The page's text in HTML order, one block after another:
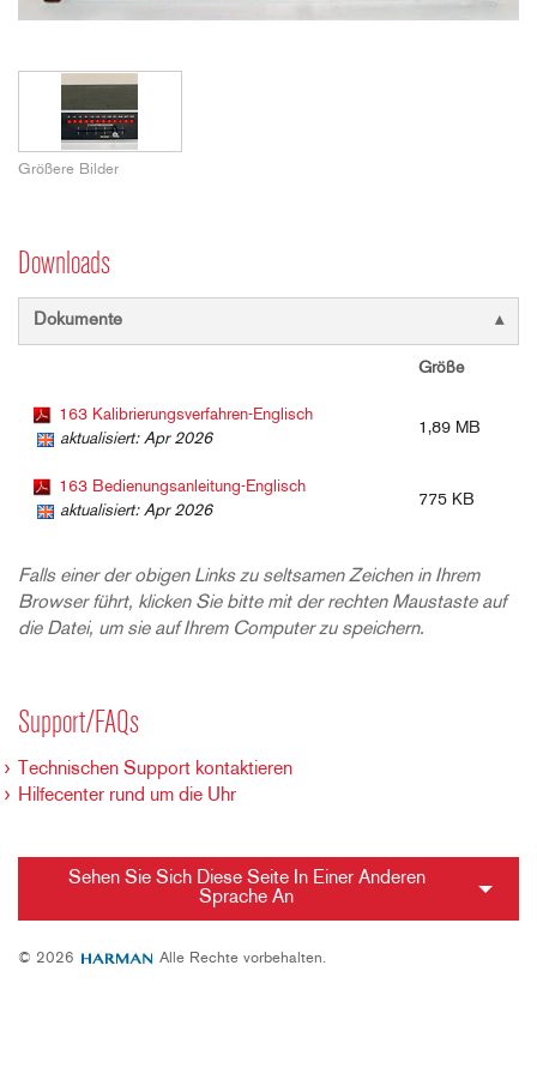
Größere Bilder
Downloads
Dokumente
Größe
163 Kalibrierungsverfahren-Englisch
aktualisiert: Apr 2026
1,89 MB
163 Bedienungsanleitung-Englisch
aktualisiert: Apr 2026
775 KB
Falls einer der obigen Links zu seltsamen Zeichen in Ihrem
Browser führt, klicken Sie bitte mit der rechten Maustaste auf
die Datei, um sie auf Ihrem Computer zu speichern.
Support/FAQs
Technischen Support kontaktieren
Hilfecenter rund um die Uhr
Sehen Sie Sich Diese Seite In Einer Anderen
Sprache An
© 2026 Alle Rechte vorbehalten.